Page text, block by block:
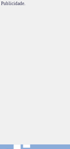
Publicidade.